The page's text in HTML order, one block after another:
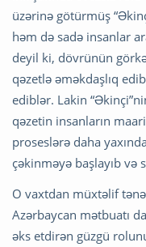
üzərinə götürmüş
həm də sadə insanlar
deyil ki, dövrünün
qəzetlə əməkdaşlıq
ediblər. Lakin
qəzetin insanların
proseslərə daha
çəkinməyə başlayıb və
O vaxtdan müxtəlif
Azərbaycan mətbuatı
əks etdirən güzgü